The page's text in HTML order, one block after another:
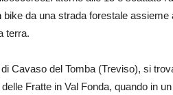
bike da una strada forestale
terra.
Cavaso del Tomba (Treviso), si
Fratte in Val Fonda, quando in